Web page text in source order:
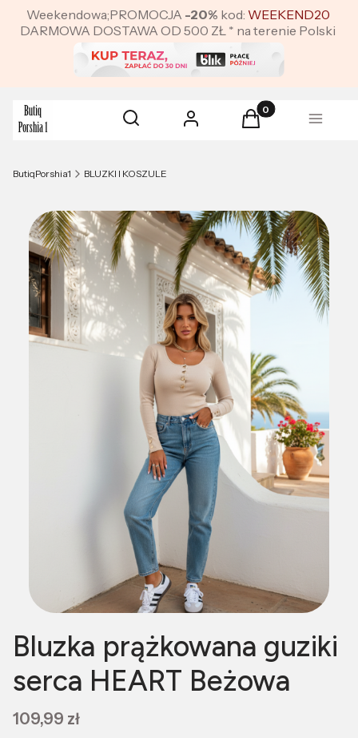
Weekendowa;PROMOCJA -20% kod: WEEKEND20
DARMOWA DOSTAWA OD 500 ZŁ * na terenie Polski
Otwórz wyszukiwarkę
Szukaj Zaloguj się Produkty w
Koszyk Menu
ButiqPorshia1 BLUZKI I KOSZULE
Bluzka prążkowana guziki
serca HEART Beżowa
Cena
109,99 zł